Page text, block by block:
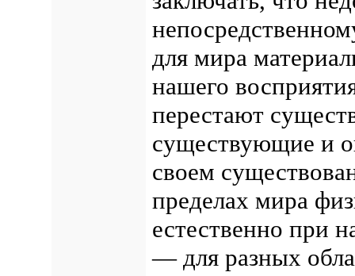
для мира
нашего
перестают
существующие и
своем
пределах мира
естественно при
— для разных